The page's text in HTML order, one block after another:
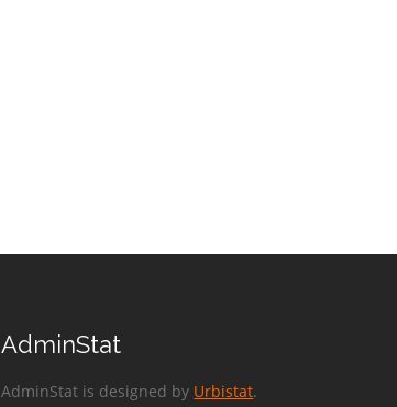
AdminStat
AdminStat is designed by Urbistat.